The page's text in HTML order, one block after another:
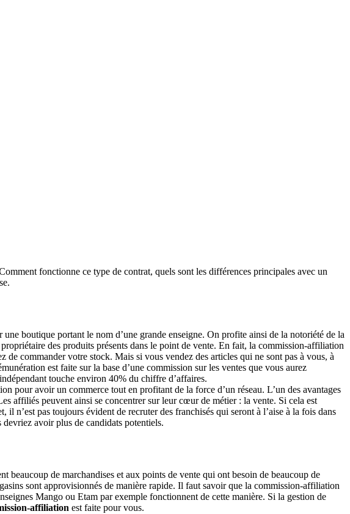
fonctionne ce type de contrat, quels sont les différences principales avec un
une boutique portant le nom d’une grande enseigne. On profite ainsi de la notoriété de la
des produits présents dans le point de vente. En fait, la commission-affiliation
de commander votre stock. Mais si vous vendez des articles qui ne sont pas à vous, à
est faite sur la base d’une commission sur les ventes que vous aurez
touche environ 40% du chiffre d’affaires.
pour avoir un commerce tout en profitant de la force d’un réseau. L’un des avantages
affiliés peuvent ainsi se concentrer sur leur cœur de métier : la vente. Si cela est
n’est pas toujours évident de recruter des franchisés qui seront à l’aise à la fois dans
devriez avoir plus de candidats potentiels.
beaucoup de marchandises et aux points de vente qui ont besoin de beaucoup de
sont approvisionnés de manière rapide. Il faut savoir que la commission-affiliation
Mango ou Etam par exemple fonctionnent de cette manière. Si la gestion de
affiliation est faite pour vous.